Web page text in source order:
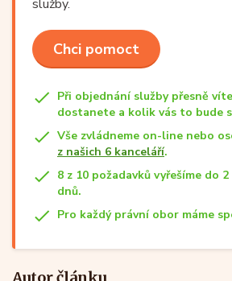
služby.
Chci pomoct
Při objednání služby přesně
dostanete a kolik vás to bude
Vše zvládneme on-line nebo
z našich 6 kanceláří.
8 z 10 požadavků vyřešíme do
dnů.
Pro každý právní obor máme
Autor článku